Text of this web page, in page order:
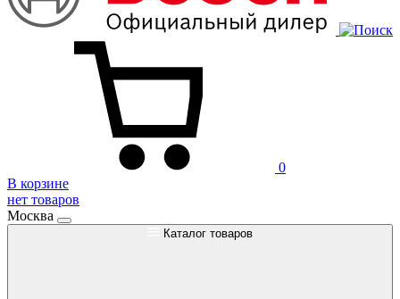
0
В корзине
нет товаров
Москва
Каталог товаров